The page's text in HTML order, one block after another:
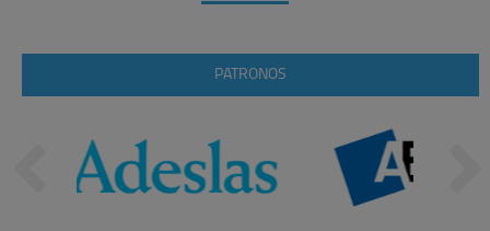
PATRONOS